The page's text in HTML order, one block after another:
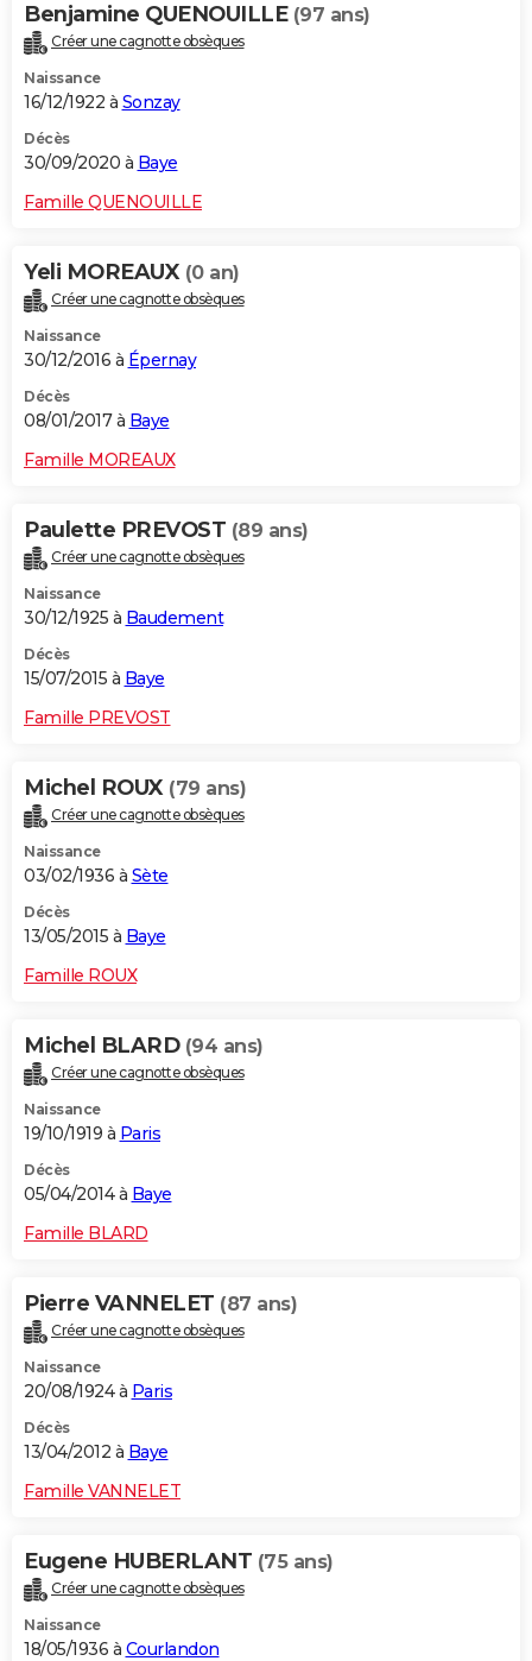
Benjamine QUENOUILLE (97 ans)
Créer une cagnotte obsèques
Naissance
16/12/1922 à Sonzay
Décès
30/09/2020 à Baye
Famille QUENOUILLE
Yeli MOREAUX (0 an)
Créer une cagnotte obsèques
Naissance
30/12/2016 à Épernay
Décès
08/01/2017 à Baye
Famille MOREAUX
Paulette PREVOST (89 ans)
Créer une cagnotte obsèques
Naissance
30/12/1925 à Baudement
Décès
15/07/2015 à Baye
Famille PREVOST
Michel ROUX (79 ans)
Créer une cagnotte obsèques
Naissance
03/02/1936 à Sète
Décès
13/05/2015 à Baye
Famille ROUX
Michel BLARD (94 ans)
Créer une cagnotte obsèques
Naissance
19/10/1919 à Paris
Décès
05/04/2014 à Baye
Famille BLARD
Pierre VANNELET (87 ans)
Créer une cagnotte obsèques
Naissance
20/08/1924 à Paris
Décès
13/04/2012 à Baye
Famille VANNELET
Eugene HUBERLANT (75 ans)
Créer une cagnotte obsèques
Naissance
18/05/1936 à Courlandon